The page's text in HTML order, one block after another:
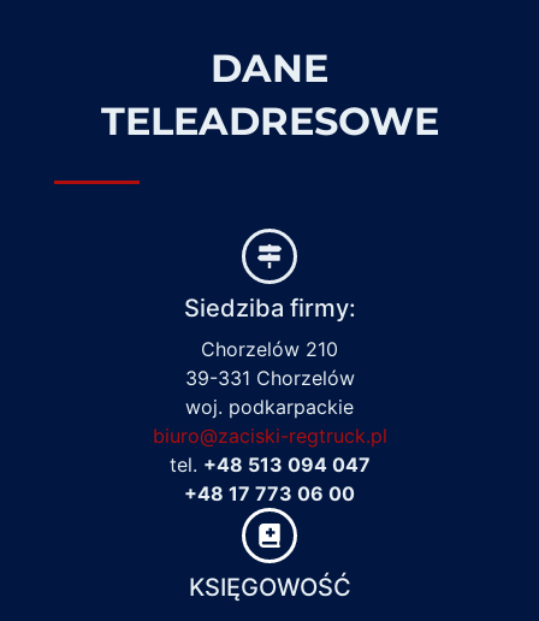
DANE
TELEADRESOWE
Siedziba firmy:
Chorzelów 210
39-331 Chorzelów
woj. podkarpackie
biuro@zaciski-regtruck.pl
tel. +48 513 094 047
+48 17 773 06 00
KSIĘGOWOŚĆ